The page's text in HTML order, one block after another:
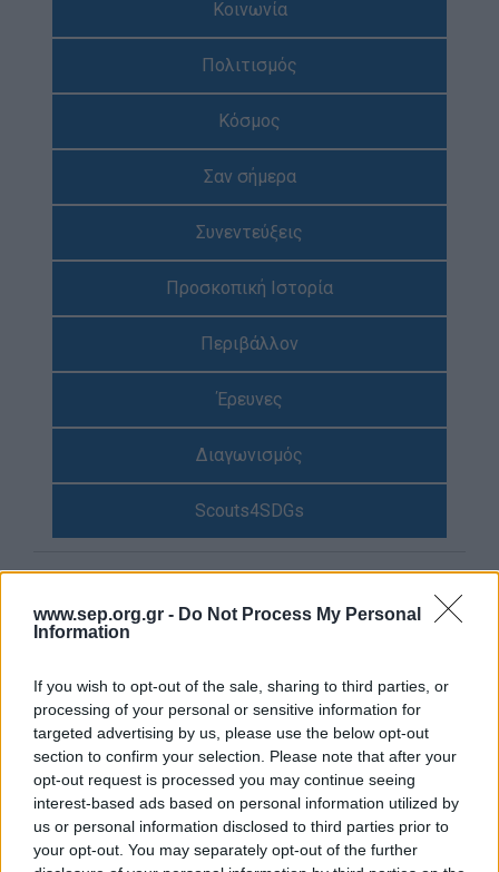
www.sep.org.gr - Do Not Process My Personal
Information
If you wish to opt-out of the sale, sharing to third parties, or
processing of your personal or sensitive information for
targeted advertising by us, please use the below opt-out
section to confirm your selection. Please note that after your
opt-out request is processed you may continue seeing
interest-based ads based on personal information utilized by
us or personal information disclosed to third parties prior to
your opt-out. You may separately opt-out of the further
Η Προσκοπική Μέθοδος
Προσκοπικό Πρόγραμμα
Στόχοι Βιώσιμης Ανάπτυξης
Earth Tribe
Ομάδα Διάσωσης Άγριας Ζωής
Νέα
Media Center
Φωτογραφικό Υλικό
Λογότυπα
Κοινωνία
Πολιτισμός
Κόσμος
Σαν σήμερα
Συνεντεύξεις
Προσκοπική Ιστορία
Περιβάλλον
Έρευνες
Διαγωνισμός
Scouts4SDGs
Προσφορά και
συνεργασία από τα
Προσκοπικά Δίκτυα της
Αττικής